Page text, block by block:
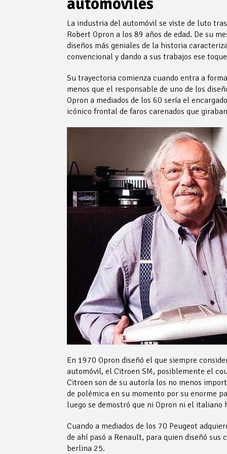
automóviles
La industria del automóvil se viste de luto
Robert Opron a los 89 años de edad. De su
diseños más geniales de la historia
convencional y dando a sus trabajos ese
Su trayectoria comienza cuando entra a
menos que el responsable de uno de los
Opron a mediados de los 60 sería el
icónico frontal de faros carenados que
En 1970 Opron diseñó el que siempre
automóvil, el Citroen SM, posiblemente el
Citroen son de su autoría los no menos
de polémica en su momento por su enorme
luego se demostró que ni Opron ni el
Cuando a mediados de los 70 Peugeot
de ahí pasó a Renault, para quien diseñó
berlina 25.